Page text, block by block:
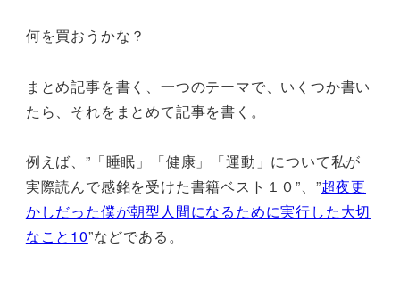
何を買おうかな？
まとめ記事を書く、一つのテーマで、いくつか書い
たら、それをまとめて記事を書く。
例えば、”「睡眠」「健康」「運動」について私が
実際読んで感銘を受けた書籍ベスト１０”、”超夜更
かしだった僕が朝型人間になるために実行した大切
なこと10”などである。